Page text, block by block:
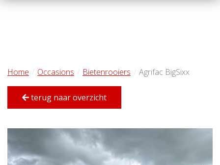
Home Occasions Bietenrooiers Agrifac BigSixx
terug naar overzicht